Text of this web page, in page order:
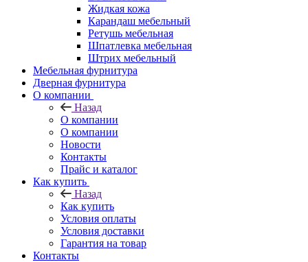
Жидкая кожа
Карандаш мебельный
Ретушь мебельная
Шпатлевка мебельная
Штрих мебельный
Мебельная фурнитура
Дверная фурнитура
О компании
Назад
О компании
О компании
Новости
Контакты
Прайс и каталог
Как купить
Назад
Как купить
Условия оплаты
Условия доставки
Гарантия на товар
Контакты